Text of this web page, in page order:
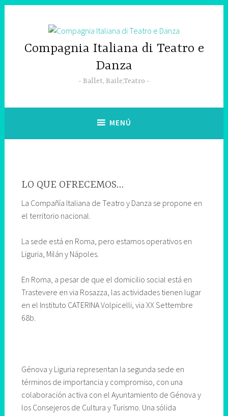
Saltar
Compagnia Italiana di Teatro e
Danza
Ballet, Baile,Teatro
MENÚ
LO QUE OFRECEMOS…
La Compañía Italiana de Teatro y Danza se propone en
el territorio nacional.
La sede está en Roma, pero estamos operativos en
Liguria, Milán y Nápoles.
En Roma, a pesar de que el domicilio social está en
Trastevere en via Rosazza, las actividades tienen lugar
en el Instituto CATERINA Volpicelli, via XX Settembre
68b.
Génova y Liguria representan la segunda sede en
términos de importancia y compromiso, con una
colaboración activa con el Ayuntamiento de Génova y
los Consejeros de Cultura y Turismo. Una sólida